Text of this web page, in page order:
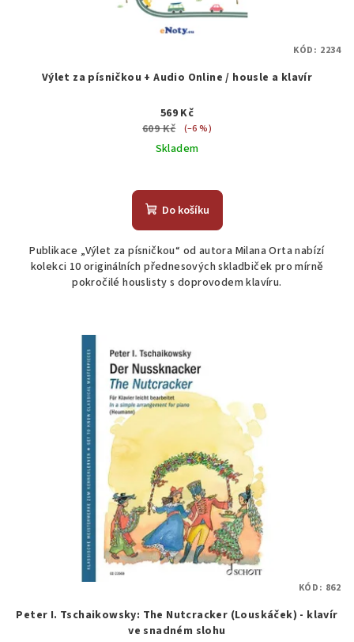
Výlet za písničkou + Audio Online / housle a klavír
569 Kč
609 Kč
(–6 %)
Skladem
Do košíku
Publikace „Výlet za písničkou“ od autora Milana Orta nabízí
kolekci 10 originálních přednesových skladbiček pro mírně
pokročilé houslisty s doprovodem klavíru.
KÓD: 2234
Peter I. Tschaikowsky: The Nutcracker (Louskáček) - klavír
ve snadném slohu
KÓD: 862